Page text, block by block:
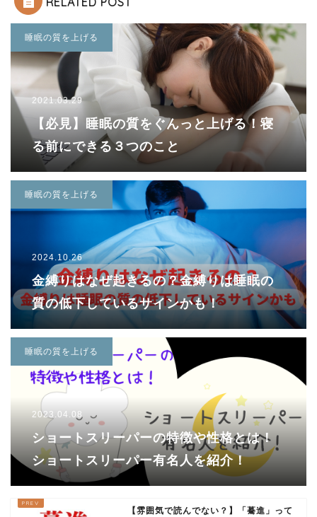
睡眠の質を上げる
2021.03.29
【必見】睡眠の質をぐんっと上げる！寝
る前にできる３つのこと
睡眠の質を上げる
2024.10.26
金縛りはなぜ起きるの？金縛りは睡眠の
質の低下しているサインかも！
睡眠の質を上げる
2023.04.08
ショートスリーパーの特徴や性格とは！
ショートスリーパー有名人を紹介！
【雰囲気で読んでない？】「驀進」って